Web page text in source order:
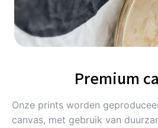
Premium
Onze prints worden
canvas, met gebruik van